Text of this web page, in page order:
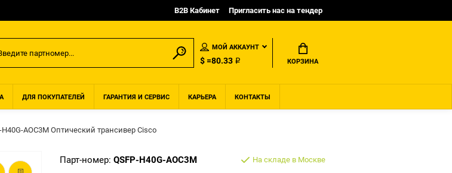
B2B Кабинет Пригласить нас на тендер
МОЙ АККАУНТ
$ =80.33 ₽ КОРЗИНА
ДЛЯ ПОКУПАТЕЛЕЙ ГАРАНТИЯ И СЕРВИС КАРЬЕРА КОНТАКТЫ
H40G-AOC3M Оптический трансивер Cisco
Парт-номер: QSFP-H40G-AOC3M На складе в Москве